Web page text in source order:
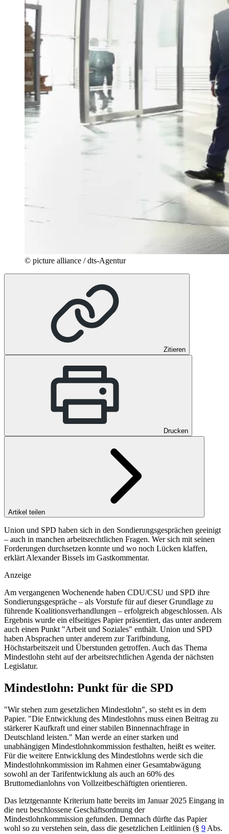
© picture alliance / dts-Agentur
Zitieren
Drucken
Artikel teilen
Union und SPD haben sich in den Sondierungsgesprächen geeinigt
– auch in manchen arbeitsrechtlichen Fragen. Wer sich mit seinen
Forderungen durchsetzen konnte und wo noch Lücken klaffen,
erklärt Alexander Bissels im Gastkommentar.
Anzeige
Am vergangenen Wochenende haben CDU/CSU und SPD ihre
Sondierungsgespräche – als Vorstufe für auf dieser Grundlage zu
führende Koalitionsverhandlungen – erfolgreich abgeschlossen. Als
Ergebnis wurde ein elfseitiges Papier präsentiert, das unter anderem
auch einen Punkt "Arbeit und Soziales" enthält. Union und SPD
haben Absprachen unter anderem zur Tarifbindung,
Höchstarbeitszeit und Überstunden getroffen. Auch das Thema
Mindestlohn steht auf der arbeitsrechtlichen Agenda der nächsten
Legislatur.
Mindestlohn: Punkt für die SPD
"Wir stehen zum gesetzlichen Mindestlohn", so steht es in dem
Papier. "Die Entwicklung des Mindestlohns muss einen Beitrag zu
stärkerer Kaufkraft und einer stabilen Binnennachfrage in
Deutschland leisten." Man werde an einer starken und
unabhängigen Mindestlohnkommission festhalten, heißt es weiter.
Für die weitere Entwicklung des Mindestlohns werde sich die
Mindestlohnkommission im Rahmen einer Gesamtabwägung
sowohl an der Tarifentwicklung als auch an 60% des
Bruttomedianlohns von Vollzeitbeschäftigten orientieren.
Das letztgenannte Kriterium hatte bereits im Januar 2025 Eingang in
die neu beschlossene Geschäftsordnung der
Mindestlohnkommission gefunden. Demnach dürfte das Papier
wohl so zu verstehen sein, dass die gesetzlichen Leitlinien (§ 9 Abs.